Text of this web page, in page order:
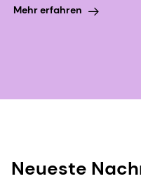
Mehr erfahren
Neueste